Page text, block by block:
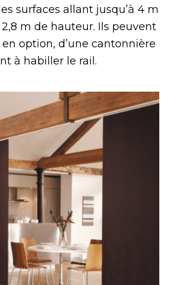
surfaces allant jusqu’à 4 m
m de hauteur. Ils peuvent
option, d’une cantonnière
à habiller le rail.